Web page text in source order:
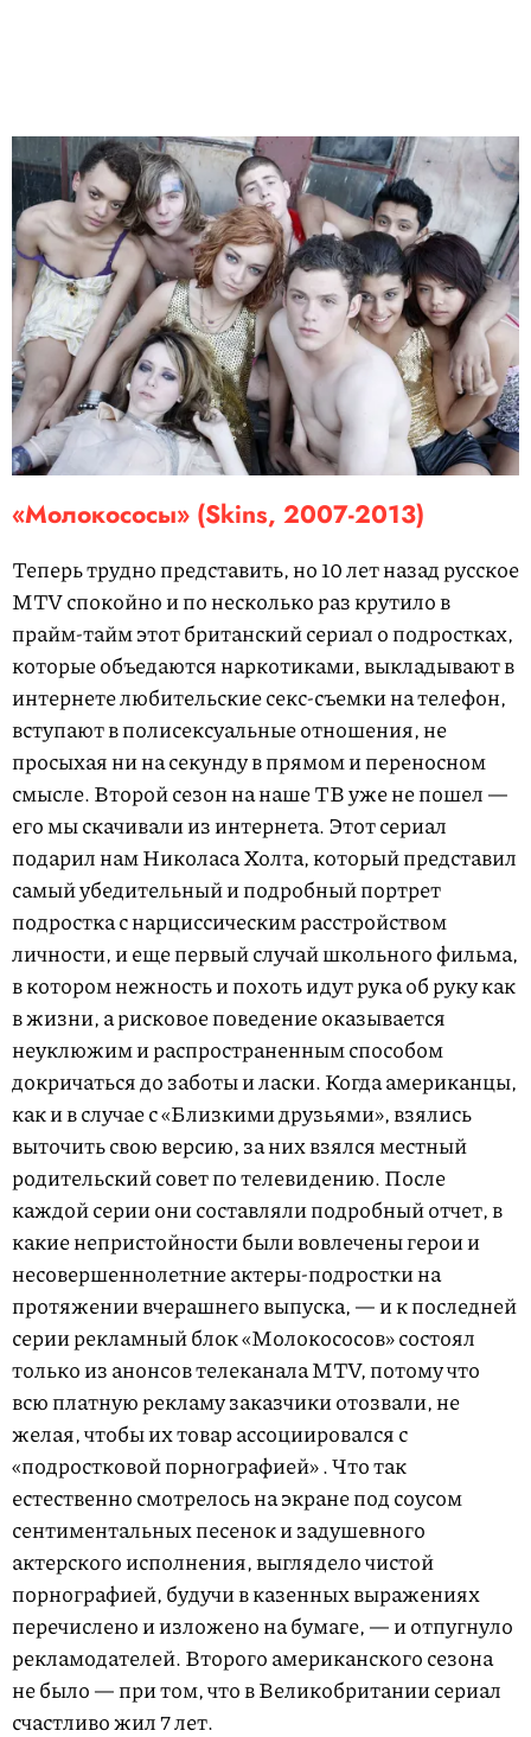
«Молокососы» (Skins, 2007-2013)
Теперь трудно представить, но 10 лет назад русское
MTV спокойно и по несколько раз крутило в
прайм-тайм этот британский сериал о подростках,
которые объедаются наркотиками, выкладывают в
интернете любительские секс-съемки на телефон,
вступают в полисексуальные отношения, не
просыхая ни на секунду в прямом и переносном
смысле. Второй сезон на наше ТВ уже не пошел —
его мы скачивали из интернета. Этот сериал
подарил нам Николаса Холта, который представил
самый убедительный и подробный портрет
подростка с нарциссическим расстройством
личности, и еще первый случай школьного фильма,
в котором нежность и похоть идут рука об руку как
в жизни, а рисковое поведение оказывается
неуклюжим и распространенным способом
докричаться до заботы и ласки. Когда американцы,
как и в случае с «Близкими друзьями», взялись
выточить свою версию, за них взялся местный
родительский совет по телевидению. После
каждой серии они составляли подробный отчет, в
какие непристойности были вовлечены герои и
несовершеннолетние актеры-подростки на
протяжении вчерашнего выпуска, — и к последней
серии рекламный блок «Молокососов» состоял
только из анонсов телеканала MTV, потому что
всю платную рекламу заказчики отозвали, не
желая, чтобы их товар ассоциировался с
«подростковой порнографией» . Что так
естественно смотрелось на экране под соусом
сентиментальных песенок и задушевного
актерского исполнения, выглядело чистой
порнографией, будучи в казенных выражениях
перечислено и изложено на бумаге, — и отпугнуло
рекламодателей. Второго американского сезона
не было — при том, что в Великобритании сериал
счастливо жил 7 лет.